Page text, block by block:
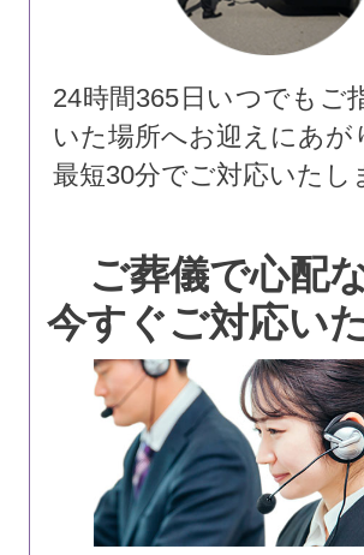
24時間365日いつでもご
いた場所へお迎えにあが
最短30分でご対応いたし
ご葬儀で心配
今すぐご対応い